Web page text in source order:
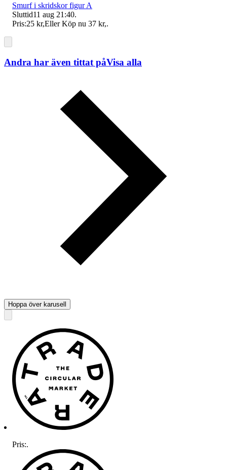
Smurf i skridskor figur A
Sluttid11 aug 21:40.
Pris:25 kr,Eller Köp nu 37 kr,.
Andra har även tittat påVisa alla
Hoppa över karusell
Pris:.